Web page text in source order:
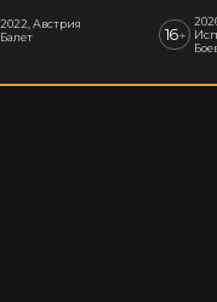
2022, Австрия
Балет
16+